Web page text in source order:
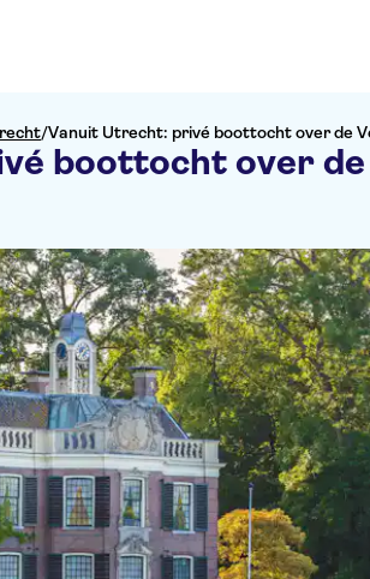
/Vanuit Utrecht: privé boottocht over de
boottocht over de